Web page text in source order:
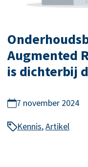
Augmented
is dichterbij
7 november 2024
Kennis,Artikel